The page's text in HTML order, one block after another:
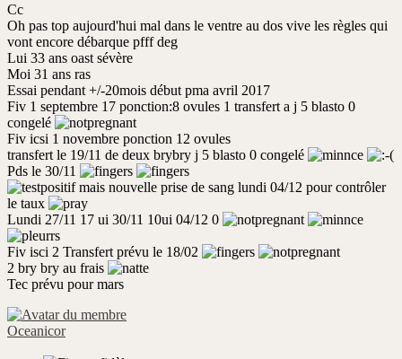
Cc
Oh pas top aujourd'hui mal dans le ventre au dos vive les règles qui
vont encore débarque pfff deg
Lui 33 ans oast sévère
Moi 31 ans ras
Essai pendant +/-20mois début pma avril 2017
Fiv 1 septembre 17 ponction:8 ovules 1 transfert a j 5 blasto 0
congelé
Fiv icsi 1 novembre ponction 12 ovules
transfert le 19/11 de deux brybry j 5 blasto 0 congelé
Pds le 30/11
mais nouvelle prise de sang lundi 04/12 pour contrôler
le taux
Lundi 27/11 17 ui 30/11 10ui 04/12 0
Fiv isci 2 Transfert prévu le 18/02
2 bry bry au frais
Tec prévu pour mars
Oceanicor